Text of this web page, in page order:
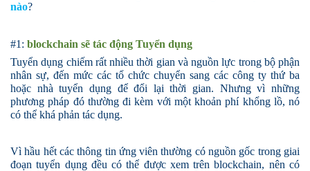
nào?
#1: blockchain sẽ tác động Tuyển dụng
Tuyển dụng chiếm rất nhiều thời gian và nguồn lực trong bộ phận
nhân sự, đến mức các tổ chức chuyển sang các công ty thứ ba
hoặc nhà tuyển dụng đểđổi lại thời gian. Nhưng vì những
phương pháp đó thường đi kèm với một khoản phí khổng lồ, nó
có thể khá phản tác dụng.
Vì hầu hết các thông tin ứng viên thường có nguồn gốc trong giai
đoạn tuyển dụng đều có thể được xem trên blockchain, nên có